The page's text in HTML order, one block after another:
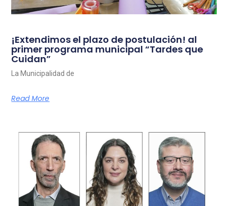
¡Extendimos el plazo de postulación! al
primer programa municipal “Tardes que
Cuidan”
La Municipalidad de
Read More